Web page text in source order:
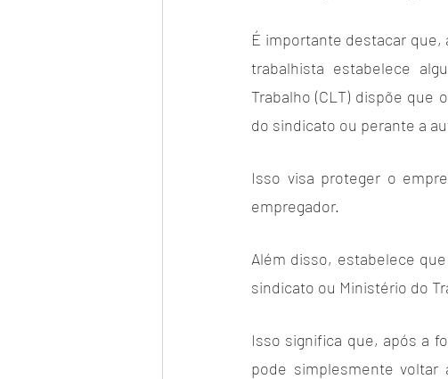
É importante destacar
trabalhista estabelece
Trabalho (CLT) dispõe
do sindicato ou perante a
Isso visa proteger o
empregador.
Além disso, estabelece
sindicato ou Ministério do
Isso significa que, após a
pode simplesmente voltar